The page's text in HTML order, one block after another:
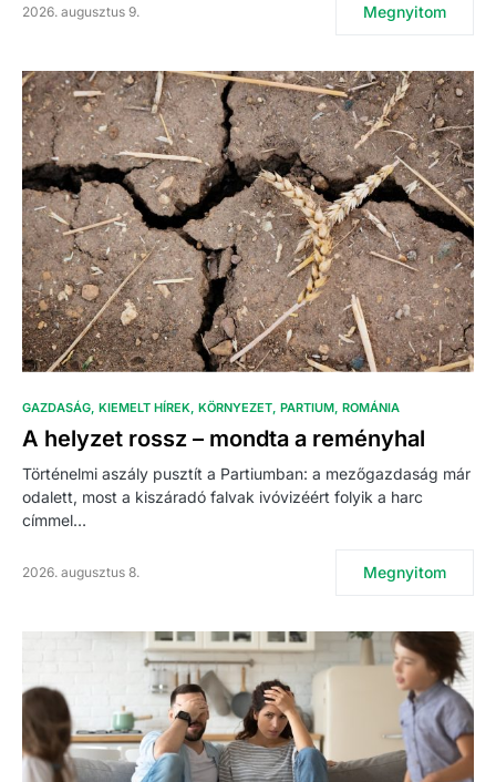
2026. augusztus 9. Megnyitom
GAZDASÁG KIEMELT HÍREK KÖRNYEZET PARTIUM ROMÁNIA
A helyzet rossz – mondta a reményhal
Történelmi aszály pusztít a Partiumban: a mezőgazdaság már
odalett, most a kiszáradó falvak ivóvizéért folyik a harc
címmel…
2026. augusztus 8. Megnyitom